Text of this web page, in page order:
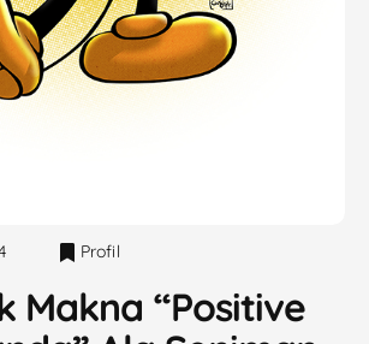
Profil
Makna “Positive